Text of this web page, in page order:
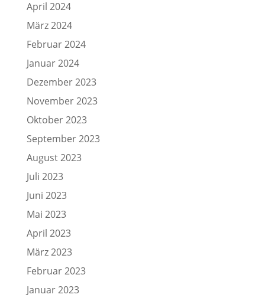
April 2024
März 2024
Februar 2024
Januar 2024
Dezember 2023
November 2023
Oktober 2023
September 2023
August 2023
Juli 2023
Juni 2023
Mai 2023
April 2023
März 2023
Februar 2023
Januar 2023